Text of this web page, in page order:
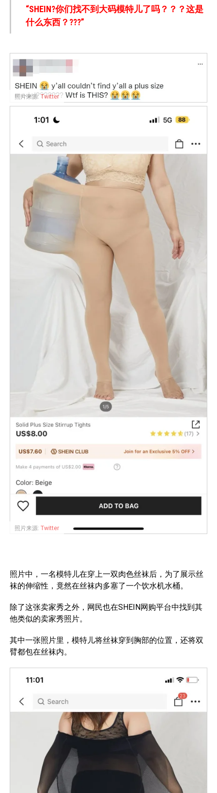
“SHEIN?你们找不到大码模特儿了吗？？？这是
什么东西？???”
照片来源: Twitter
照片来源: Twitter
照片中，一名模特儿在穿上一双肉色丝袜后，为了展示丝
袜的伸缩性，竟然在丝袜内多塞了一个饮水机水桶。
除了这张卖家秀之外，网民也在SHEIN网购平台中找到其
他类似的卖家秀照片。
其中一张照片里，模特儿将丝袜穿到胸部的位置，还将双
臂都包在丝袜内。